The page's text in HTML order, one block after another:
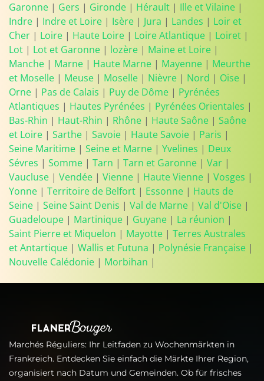
Garonne | Gers | Gironde | Hérault | Ille et Vilaine |
Indre | Indre et Loire | Isère | Jura | Landes | Loir et
Cher | Loire | Haute Loire | Loire Atlantique | Loiret |
Lot | Lot et Garonne | lozère | Maine et Loire |
Manche | Marne | Haute Marne | Mayenne | Meurthe
et Moselle | Meuse | Moselle | Nièvre | Nord | Oise |
Orne | Pas de Calais | Puy de Dôme | Pyrénées
Atlantiques | Hautes Pyrénées | Pyrénées Orientales |
Bas-Rhin | Haut-Rhin | Rhône | Haute Saône | Saône
et Loire | Sarthe | Savoie | Haute Savoie | Paris |
Seine Maritime | Seine et Marne | Yvelines | Deux
Sévres | Somme | Tarn | Tarn et Garonne | Var |
Vaucluse | Vendée | Vienne | Haute Vienne | Vosges |
Yonne | Territoire de Belfort | Essonne | Hauts de
Seine | Seine Saint Denis | Val de Marne | Val d'Oise |
Guadeloupe | Martinique | Guyane | La réunion |
Saint Pierre et Miquelon | Mayotte | Terres Australes
et Antartique | Wallis et Futuna | Polynésie Française |
Nouvelle Calédonie | Morbihan |
Marchés Réguliers: Ihr Leitfaden zu Wochenmärkten in
Frankreich. Entdecken Sie einfach die Märkte Ihrer Region,
organisiert nach Datum und Gemeinden. Ob für frisches